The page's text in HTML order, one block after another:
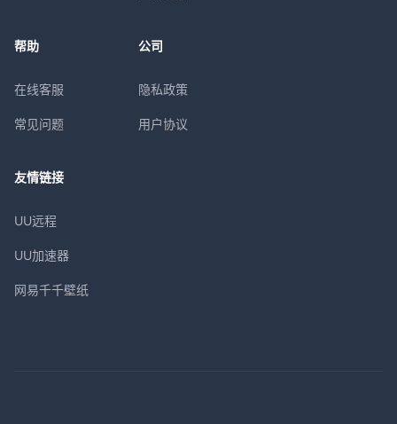
帮助
在线客服
常见问题
公司
隐私政策
用户协议
友情链接
UU远程
UU加速器
网易千千壁纸